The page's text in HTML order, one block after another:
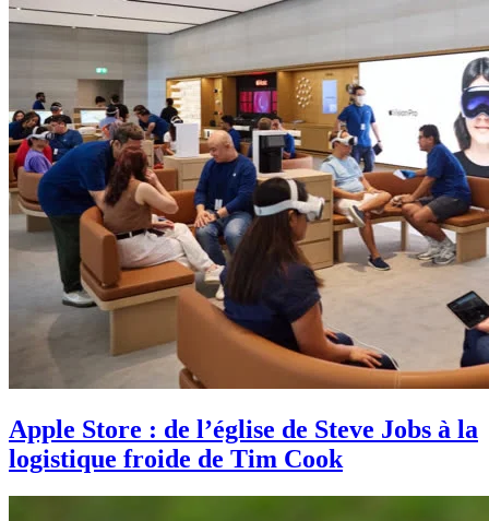
Apple Store : de l’église de Steve Jobs à la
logistique froide de Tim Cook